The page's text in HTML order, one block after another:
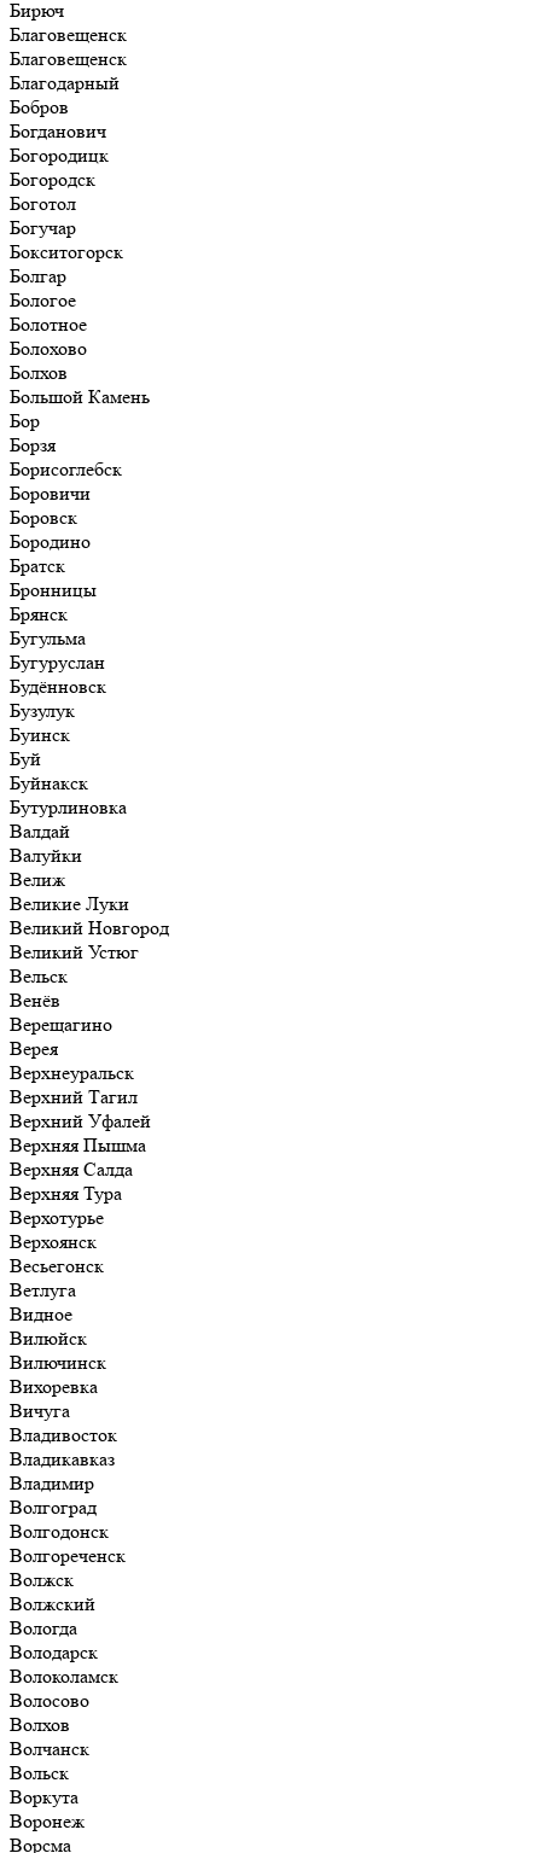
Бирюч
Благовещенск
Благовещенск
Благодарный
Бобров
Богданович
Богородицк
Богородск
Боготол
Богучар
Бокситогорск
Болгар
Бологое
Болотное
Болохово
Болхов
Большой Камень
Бор
Борзя
Борисоглебск
Боровичи
Боровск
Бородино
Братск
Бронницы
Брянск
Бугульма
Бугуруслан
Будённовск
Бузулук
Буинск
Буй
Буйнакск
Бутурлиновка
Валдай
Валуйки
Велиж
Великие Луки
Великий Новгород
Великий Устюг
Вельск
Венёв
Верещагино
Верея
Верхнеуральск
Верхний Тагил
Верхний Уфалей
Верхняя Пышма
Верхняя Салда
Верхняя Тура
Верхотурье
Верхоянск
Весьегонск
Ветлуга
Видное
Вилюйск
Вилючинск
Вихоревка
Вичуга
Владивосток
Владикавказ
Владимир
Волгоград
Волгодонск
Волгореченск
Волжск
Волжский
Вологда
Володарск
Волоколамск
Волосово
Волхов
Волчанск
Вольск
Воркута
Воронеж
Ворсма